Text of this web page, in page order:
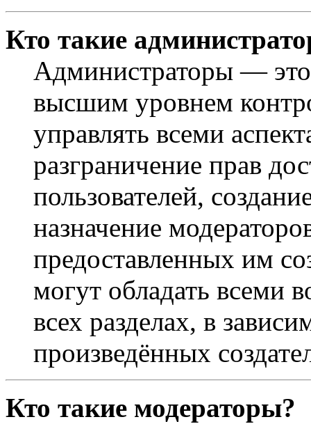
Кто такие
Администраторы — это
высшим уровнем
управлять всеми
разграничение прав
пользователей,
назначение
предоставленных им
могут обладать всеми
всех разделах, в
произведённых
Кто такие модераторы?